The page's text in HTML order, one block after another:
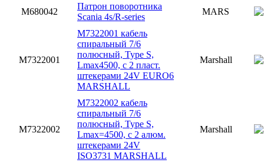
M680042
Патрон поворотника
Scania 4s/R-series
MARS
M7322001
M7322001 кабель
спиральный 7/6
полюсный, Type S,
Lmax4500, с 2 пласт.
штекерами 24V EURO6
MARSHALL
Marshall
M7322002
M7322002 кабель
спиральный 7/6
полюсный, Type S,
Lmax=4500, с 2 алюм.
штекерами 24V
ISO3731 MARSHALL
Marshall